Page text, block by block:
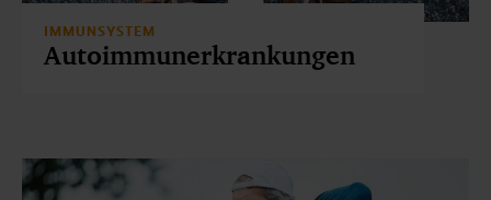
IMMUNSYSTEM
Autoimmunerkrankungen